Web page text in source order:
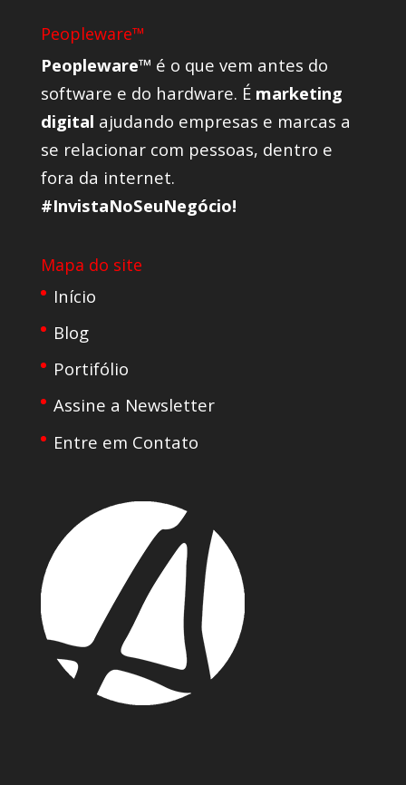
Peopleware™
Peopleware™ é o que vem antes do
software e do hardware. É marketing
digital ajudando empresas e marcas a
se relacionar com pessoas, dentro e
fora da internet.
#InvistaNoSeuNegócio!
Mapa do site
Início
Blog
Portifólio
Assine a Newsletter
Entre em Contato